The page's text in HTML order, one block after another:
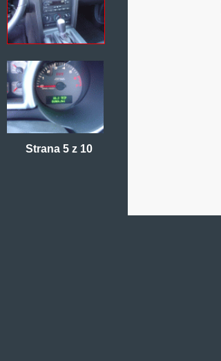
Strana 5 z 10